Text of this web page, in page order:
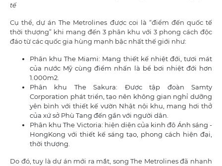
tế
Cụ thể, dự án The Metrolines được coi là “điểm đến quốc tế
thời thượng” khi mang đến 3 phân khu với 3 phong cách độc
đáo từ các quốc gia hùng mạnh bậc nhất thế giới như:
Phân khu The Miami: Mang thiết kế nhiệt đới, tươi mát
của nước Mỹ cùng điểm nhấn là bể bơi nhiệt đới hơn
1.000m2.
Phân khu The Sakura: Được tập đoàn Samty
Corporation phát triển, tạo nên không gian nghỉ dưỡng
yên bình với thiết kế vườn Nhật nội khu, mang hơi thở
của xứ sở Phù Tang đến gần với người dân.
Phân khu The Victoria: hiện diện của kinh đô Ánh sáng -
HongKong với thiết kế sáng tạo, phong cách hiện đại,
thời thượng.
Do đó, tuy là dự án mới ra mắt, song The Metrolines đã nhanh